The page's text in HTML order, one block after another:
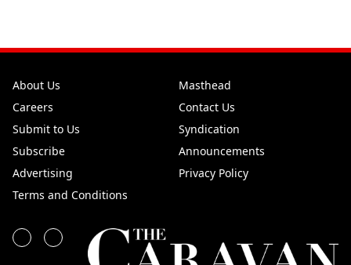
About Us
Masthead
Careers
Contact Us
Submit to Us
Syndication
Subscribe
Announcements
Advertising
Privacy Policy
Terms and Conditions